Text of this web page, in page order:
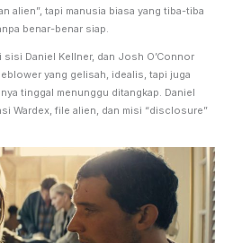
alien”, tapi manusia biasa yang tiba-tiba
benar-benar siap.
sisi Daniel Kellner, dan Josh O’Connor
yang gelisah, idealis, tapi juga
tinggal menunggu ditangkap. Daniel
Wardex, file alien, dan misi “disclosure”